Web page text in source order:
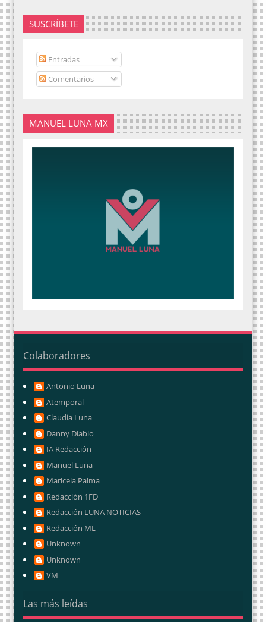
SUSCRÍBETE
Entradas
Comentarios
MANUEL LUNA MX
Colaboradores
Antonio Luna
Atemporal
Claudia Luna
Danny Diablo
IA Redacción
Manuel Luna
Maricela Palma
Redacción 1FD
Redacción LUNA NOTICIAS
Redacción ML
Unknown
Unknown
VM
Las más leídas